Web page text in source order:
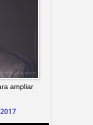
ampliar